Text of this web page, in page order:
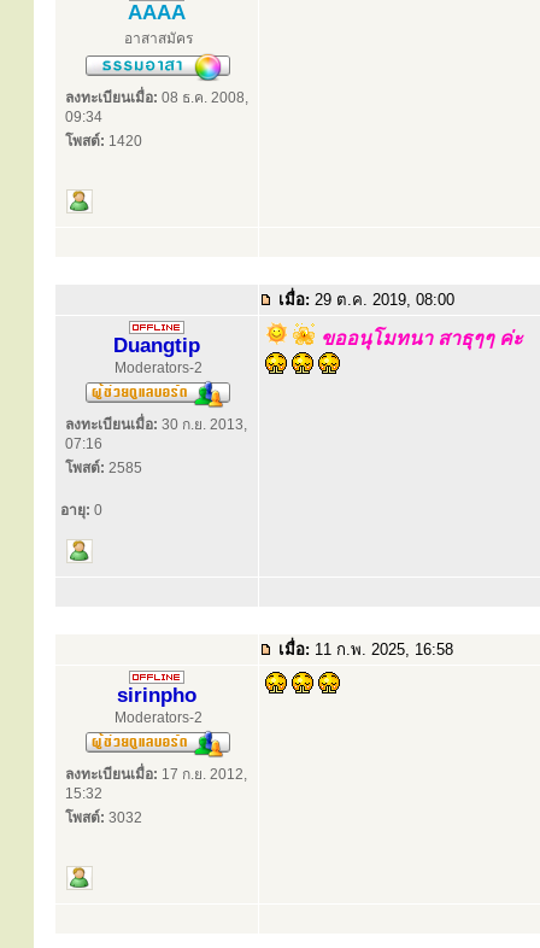
AAAA
อาสาสมัคร
ลงทะเบียนเมื่อ: 08 ธ.ค. 2008,
09:34
โพสต์: 1420
เมื่อ: 29 ต.ค. 2019, 08:00
Duangtip
Moderators-2
ลงทะเบียนเมื่อ: 30 ก.ย. 2013,
07:16
โพสต์: 2585
อายุ: 0
ขออนุโมทนา สาธุๆๆ ค่ะ
เมื่อ: 11 ก.พ. 2025, 16:58
sirinpho
Moderators-2
ลงทะเบียนเมื่อ: 17 ก.ย. 2012,
15:32
โพสต์: 3032